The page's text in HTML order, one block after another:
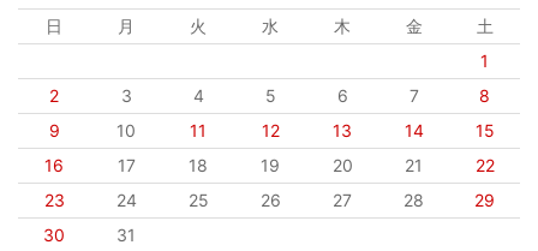
日 月 火 水 木 金
土
1
2
3 4 5 6 7
8
9
10 11 12 13 14
15
16
17 18 19 20 21
22
23
24 25 26 27 28
29
30
31